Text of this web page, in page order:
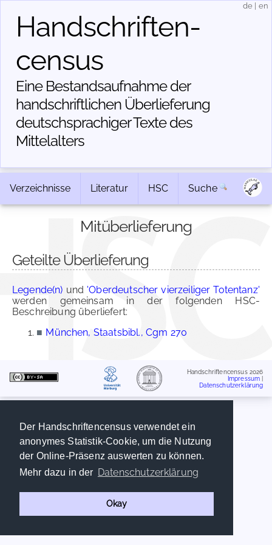
Der Handschriftencensus verwendet ein
anonymes Statistik-Cookie, um die Nutzung
der Online-Präsenz auswerten zu können.
Mehr dazu in der Datenschutzerklärung
Okay
Handschriften­
census
Eine Bestandsaufnahme der
handschriftlichen Über­lieferung
deutschsprachiger Texte des
Mittelalters
de en
Verzeichnisse Literatur HSC Suche
Mitüberlieferung
Geteilte Überlieferung
Legende(n) und 'Oberdeutscher vierzeiliger Totentanz'
werden gemeinsam in der folgenden HSC-
Beschreibung überliefert:
■ München, Staatsbibl., Cgm 270
Handschriftencensus 2026
Impressum
Datenschutzerklärung